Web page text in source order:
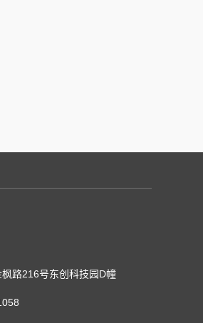
路216号东创科技园D幢